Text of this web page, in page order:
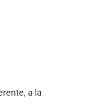
a la